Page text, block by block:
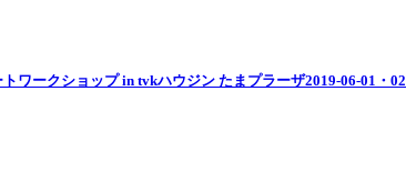
ワークショップ in tvkハウジン たまプラーザ2019-06-01・02